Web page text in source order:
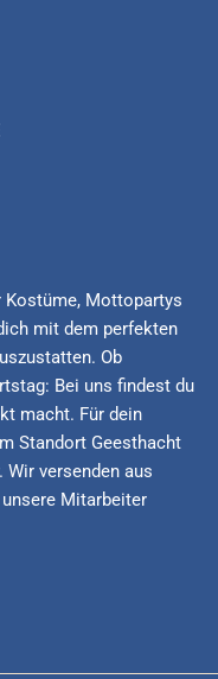
Kostüme, Mottopartys
mit dem perfekten
Ob
Bei uns findest du
macht. Für dein
Standort Geesthacht
versenden aus
Mitarbeiter